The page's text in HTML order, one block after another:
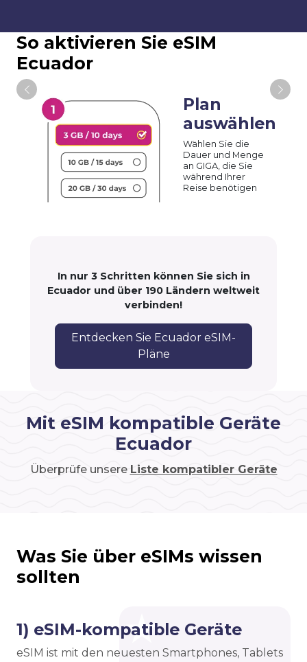
So aktivieren Sie eSIM
Ecuador
Plan
auswählen
Wählen Sie die
Dauer und Menge
an GIGA, die Sie
während Ihrer
Reise benötigen
In nur 3 Schritten können Sie sich in
Ecuador und über 190 Ländern weltweit
verbinden!
Entdecken Sie Ecuador eSIM-
Pläne
Mit eSIM kompatible Geräte
Ecuador
Überprüfe unsere Liste kompatibler Geräte
Was Sie über eSIMs wissen
sollten
1) eSIM-kompatible Geräte
eSIM ist mit den neuesten Smartphones, Tablets